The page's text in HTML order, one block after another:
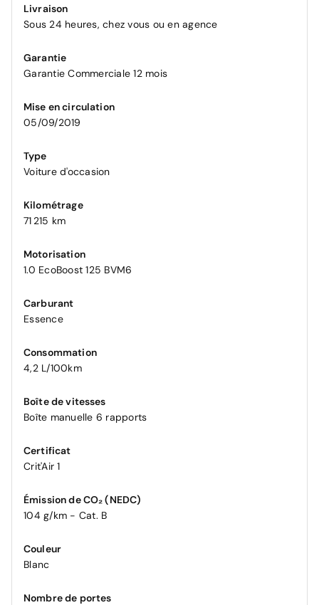
Livraison
Sous 24 heures, chez vous ou en agence
Garantie
Garantie Commerciale 12 mois
Mise en circulation
05/09/2019
Type
Voiture d'occasion
Kilométrage
71 215 km
Motorisation
1.0 EcoBoost 125 BVM6
Carburant
Essence
Consommation
4,2 L/100km
Boîte de vitesses
Boîte manuelle 6 rapports
Certificat
Crit'Air 1
Émission de CO₂ (NEDC)
104 g/km - Cat. B
Couleur
Blanc
Nombre de portes